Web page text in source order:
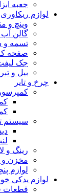
جعبه
لوازم ریکاوری
وینچ و
گالن آب
تسمه و
صفحه
جک
بیل و
چرخ و تایر
سیستم
رینگ و
مخزن و
لوازم
لوازم یدکی
قطعات